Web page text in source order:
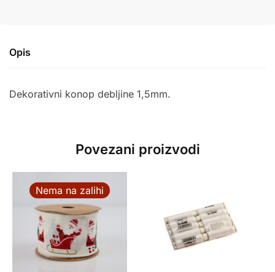
Opis
Dekorativni konop debljine 1,5mm.
Povezani proizvodi
Nema na zalihi